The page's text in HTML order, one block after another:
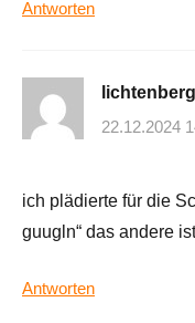
Antworten
lichtenberg
22.12.2024
ich plädierte für die
guugln“ das andere
Antworten